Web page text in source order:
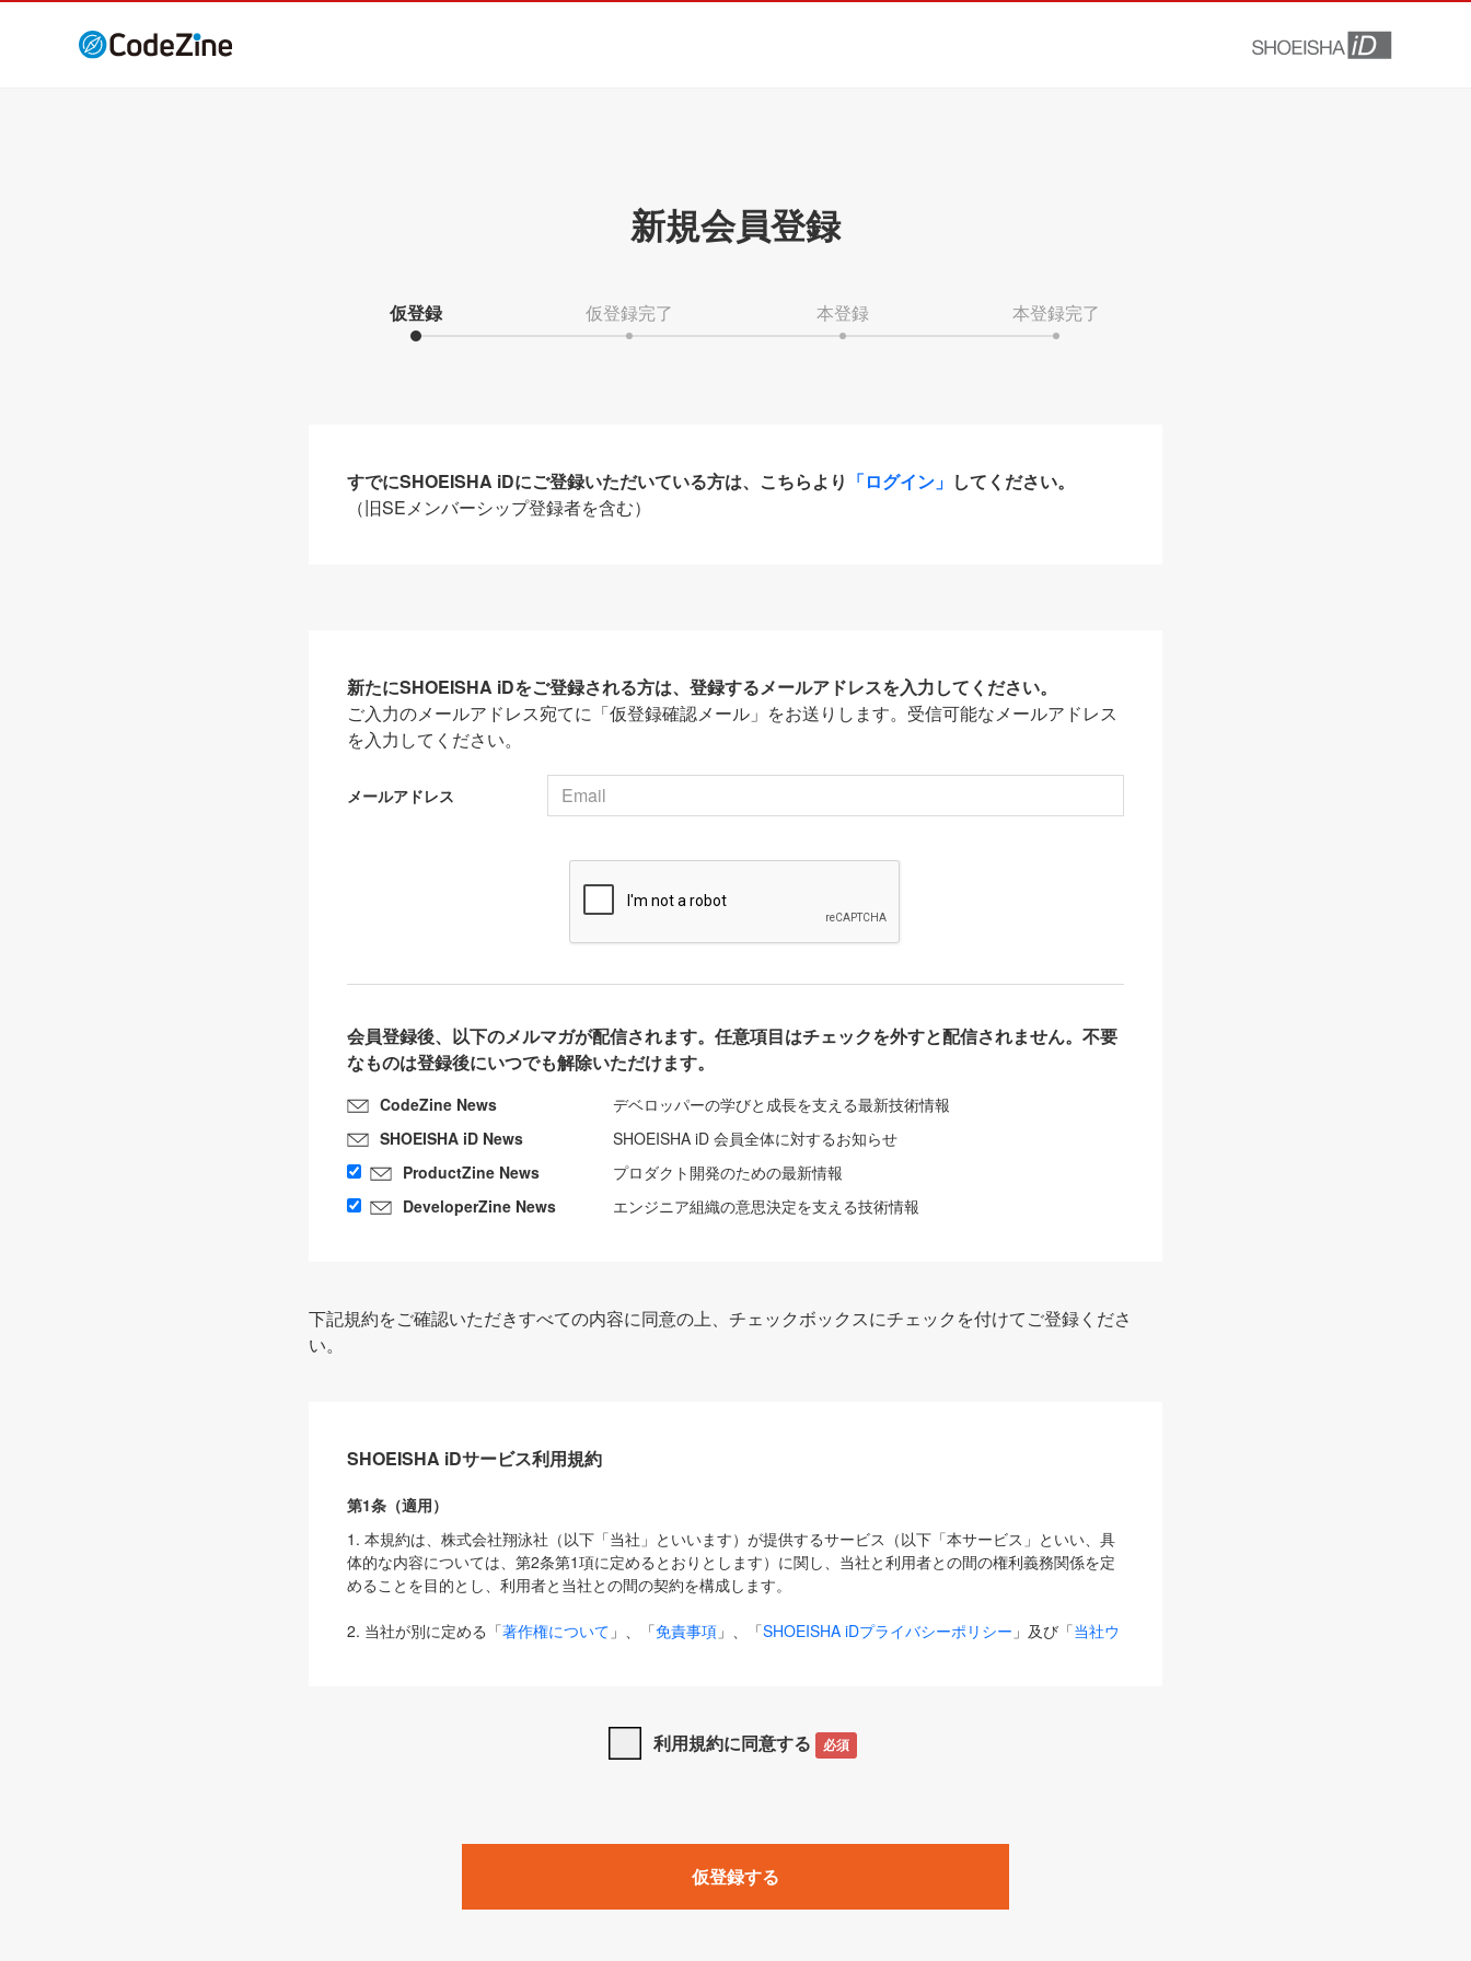
新規会員登録
仮登録 仮登録完了 本登録 本登録完了
すでにSHOEISHA iDにご登録いただいている方は、こちらより 「ログイン」 してください。
（旧SEメンバーシップ登録者を含む）
新たにSHOEISHA iDをご登録される方は、登録するメールアドレスを入力してください。
ご入力のメールアドレス宛てに「仮登録確認メール」をお送りします。受信可能なメールアドレス
を入力してください。
メールアドレス
会員登録後、以下のメルマガが配信されます。任意項目はチェックを外すと配信されません。不要
なものは登録後にいつでも解除いただけます。
CodeZine News
デベロッパーの学びと成長を支える最新技術情報
SHOEISHA iD News
SHOEISHA iD 会員全体に対するお知らせ
ProductZine News
プロダクト開発のための最新情報
DeveloperZine News
エンジニア組織の意思決定を支える技術情報
下記規約をご確認いただきすべての内容に同意の上、チェックボックスにチェックを付けてご登録くださ
い。
SHOEISHA iDサービス利用規約
第1条（適用）
1. 本規約は、株式会社翔泳社（以下「当社」といいます）が提供するサービス（以下「本サービス」といい、具
体的な内容については、第2条第1項に定めるとおりとします）に関し、当社と利用者との間の権利義務関係を定
めることを目的とし、利用者と当社との間の契約を構成します。
2. 当社が別に定める「著作権について 」、「免責事項 」、「SHOEISHA iDプライバシーポリシー 」及び「当社ウ
は、本規約の規定が優先して適用されるものとします。
1. 「本サービス」とは、当社が提供する以下のサービス（名称や内容が変更された場合、変更後のサービスを含
みます）及びこれらサービスに関連して当社が実施するイベントやキャンペーンをいいます。
「SEBook」「SEShop」「CodeZine」「MarkeZine」「EnterpriseZine」「ECzine」「Biz/Zine」「HRzine」
利用規約に同意する 必須
仮登録する